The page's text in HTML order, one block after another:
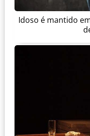
Idoso é mantido